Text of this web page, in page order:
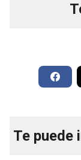
Te puede